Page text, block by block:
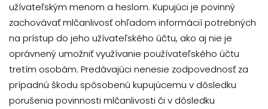
užívateľským menom a heslom. Kupujúci je povinný
zachovávať mlčanlivosť ohľadom informácií potrebných
na prístup do jeho užívateľského účtu, ako aj nie je
oprávnený umožniť využívanie používateľského účtu
tretím osobám. Predávajúci nenesie zodpovednosť za
prípadnú škodu spôsobenú kupujúcemu v dôsledku
porušenia povinnosti mlčanlivosti či v dôsledku